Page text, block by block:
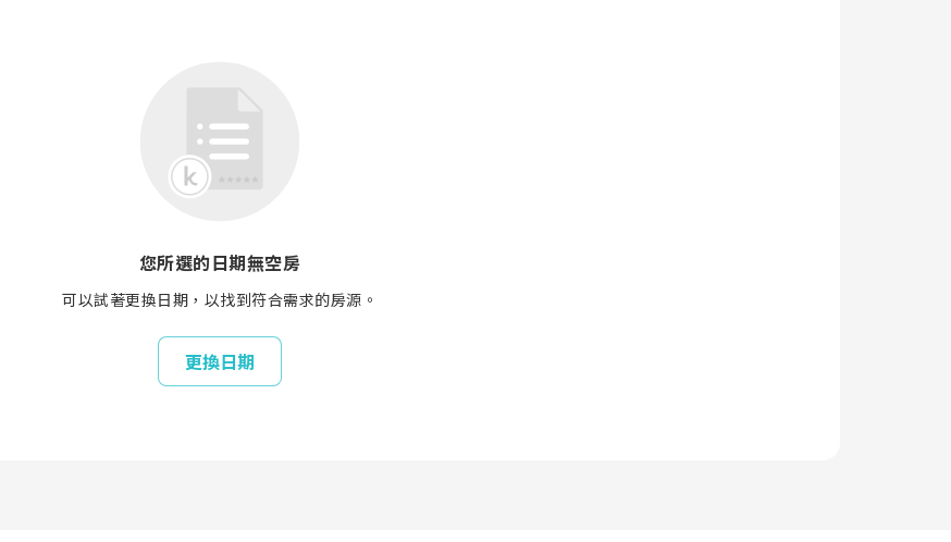
您所選的日期無空房
可以試著更換日期，以找到符合需求的房源。
更換日期